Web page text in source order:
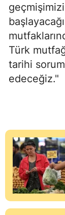
Türk
tarihi
edeceğiz."